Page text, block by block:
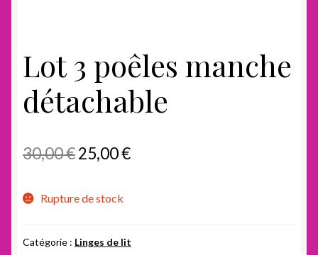
Lot 3 poêles manche
détachable
30,00€Le
initial
25,00€Le
Rupture de stock
Catégorie : Linges de lit